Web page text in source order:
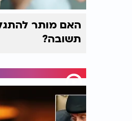
האם מותר
תשובה?